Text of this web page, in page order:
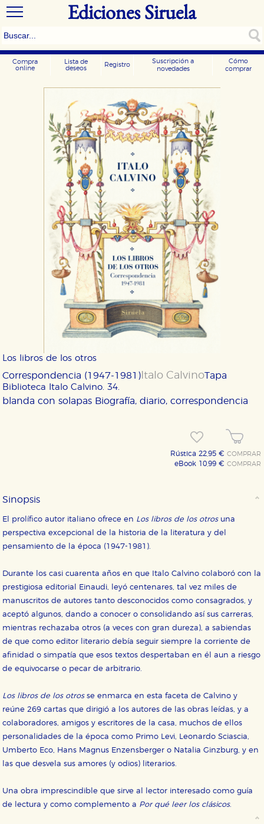
Ediciones Siruela
Compra
online
Lista de
deseos
Registro
Suscripción a
novedades
Cómo
comprar
Los libros de los otros
Correspondencia (1947-1981) Italo Calvino
Biblioteca Italo Calvino. 34.
Tapa
blanda con solapas Biografía, diario, correspondencia
Rústica 22,95 €COMPRAR
eBook 10,99 €COMPRAR
Sinopsis
El prolífico autor italiano ofrece en Los libros de los otrosuna
perspectiva excepcional de la historia de la literatura y del
pensamiento de la época (1947-1981).
Durante los casi cuarenta años en que Italo Calvino colaboró con la
prestigiosa editorial Einaudi, leyó centenares, tal vez miles de
manuscritos de autores tanto desconocidos como consagrados, y
aceptó algunos, dando a conocer o consolidando así sus carreras,
mientras rechazaba otros (a veces con gran dureza), a sabiendas
de que como editor literario debía seguir siempre la corriente de
afinidad o simpatía que esos textos despertaban en él aun a riesgo
de equivocarse o pecar de arbitrario.
Los libros de los otrosse enmarca en esta faceta de Calvino y
reúne 269 cartas que dirigió a los autores de las obras leídas, y a
colaboradores, amigos y escritores de la casa, muchos de ellos
personalidades de la época como Primo Levi, Leonardo Sciascia,
Umberto Eco, Hans Magnus Enzensberger o Natalia Ginzburg, y en
las que desvela sus amores (y odios) literarios.
Una obra imprescindible que sirve al lector interesado como guía
de lectura y como complemento a Por qué leer los clásicos.